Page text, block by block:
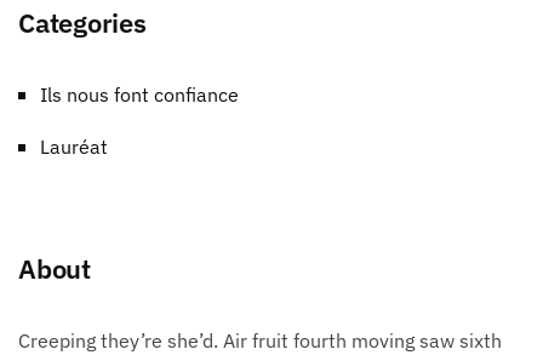
Categories
Ils nous font confiance
Lauréat
About
Creeping they’re she’d. Air fruit fourth moving saw sixth